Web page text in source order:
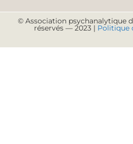
© Association psychanalytique
réservés — 2023 | Politique